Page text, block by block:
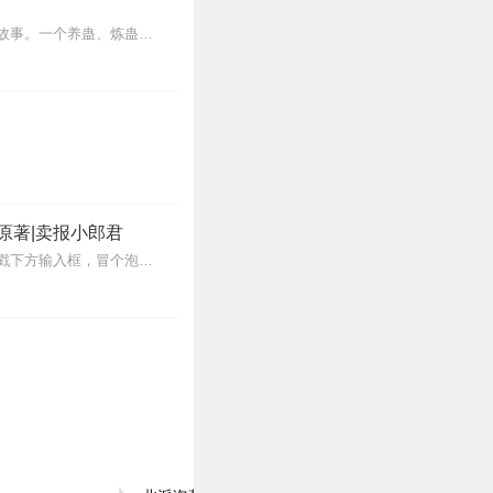
内容简介【黑暗文反派流封神之作】人是万物之灵，蛊是天地真精。一个穿越者不断重生的故事。一个养蛊、炼蛊、用蛊的奇特世界。配音组（男角色）老宝玉旁白...
著|卖报小郎君
【冒泡有奖】听说杨千幻那厮要与我一较高下，我许七安要开始装叉了！快进入声音播放页戳下方输入框，冒个泡偷偷告诉我，我要用哪些诗词才能胜过他？说得好的，有赏！202...